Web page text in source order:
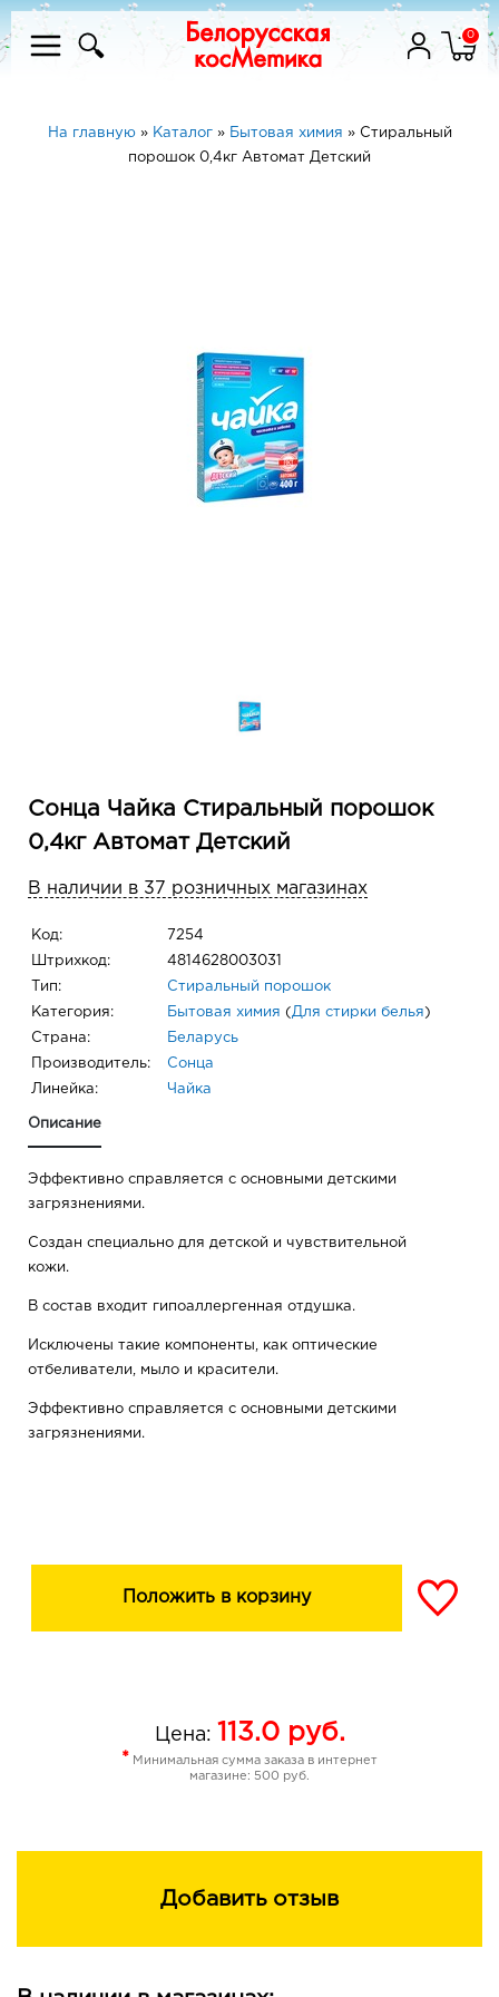
0
На главную» Каталог» Бытовая химия » Стиральный
порошок 0,4кг Автомат Детский
Сонца Чайка Стиральный порошок
0,4кг Автомат Детский
В наличии в 37 розничных магазинах
Код: 7254
Штрихкод: 4814628003031
Тип: Стиральный порошок
Категория: Бытовая химия ( Для стирки белья )
Страна: Беларусь
Производитель: Сонца
Линейка: Чайка
Описание
Эффективно справляется с основными детскими
загрязнениями.
Создан специально для детской и чувствительной
кожи.
В состав входит гипоаллергенная отдушка.
Исключены такие компоненты, как оптические
отбеливатели, мыло и красители.
Эффективно справляется с основными детскими
загрязнениями.
Положить в корзину
Цена: 113.0руб.
* Минимальная сумма заказа в интернет
магазине: 500 руб.
Добавить отзыв